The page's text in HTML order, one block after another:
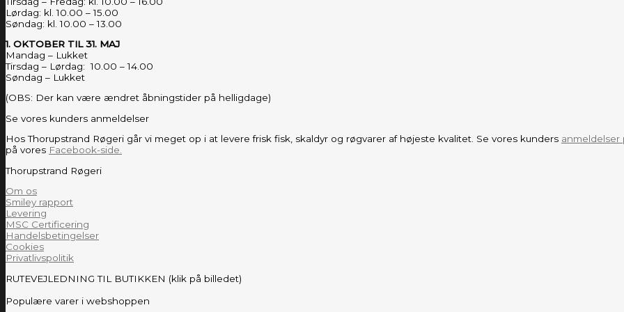
Lørdag: kl. 10.00 – 15.00
Søndag: kl. 10.00 – 13.00
1. OKTOBER TIL 31. MAJ
Mandag – Lukket
Tirsdag – Lørdag: 10.00 – 14.00
Søndag – Lukket
(OBS: Der kan være ændret åbningstider på helligdage)
Se vores kunders anmeldelser
Hos Thorupstrand Røgeri går vi meget op i at levere frisk fisk, skaldyr og røgvarer af højeste kvalitet. Se vores kunders anmeldelser
på vores Facebook-side.
Thorupstrand Røgeri
Om os
Smiley rapport
Levering
MSC Certificering
Handelsbetingelser
Cookies
Privatlivspolitik
RUTEVEJLEDNING TIL BUTIKKEN (klik på billedet)
Populære varer i webshoppen